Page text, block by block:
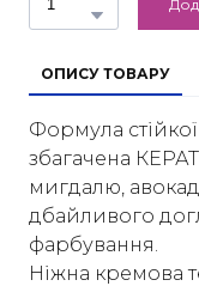
ОПИСУ ТОВАРУ
Формула
збагачена
мигдалю,
дбайливого
фарбування.
Ніжна кремова